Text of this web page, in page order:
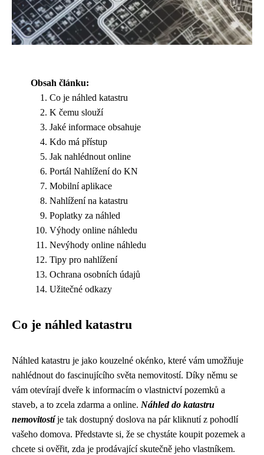
Obsah článku:
Co je náhled katastru
K čemu slouží
Jaké informace obsahuje
Kdo má přístup
Jak nahlédnout online
Portál Nahlížení do KN
Mobilní aplikace
Nahlížení na katastru
Poplatky za náhled
Výhody online náhledu
Nevýhody online náhledu
Tipy pro nahlížení
Ochrana osobních údajů
Užitečné odkazy
Co je náhled katastru
Náhled katastru je jako kouzelné okénko, které vám umožňuje
nahlédnout do fascinujícího světa nemovitostí. Díky němu se
vám otevírají dveře k informacím o vlastnictví pozemků a
staveb, a to zcela zdarma a online. Náhled do katastru
nemovitostíje tak dostupný doslova na pár kliknutí z pohodlí
vašeho domova. Představte si, že se chystáte koupit pozemek a
chcete si ověřit, zda je prodávající skutečně jeho vlastníkem.